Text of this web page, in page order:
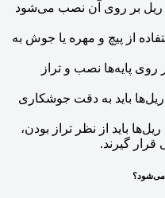
بر روی آن نصب می‌شود
از پیچ و مهره یا جوش به
روی پایه‌ها نصب و تراز
باید به دقت جوشکاری
باید از نظر تراز بودن،
گیرند.
می‌شود؟